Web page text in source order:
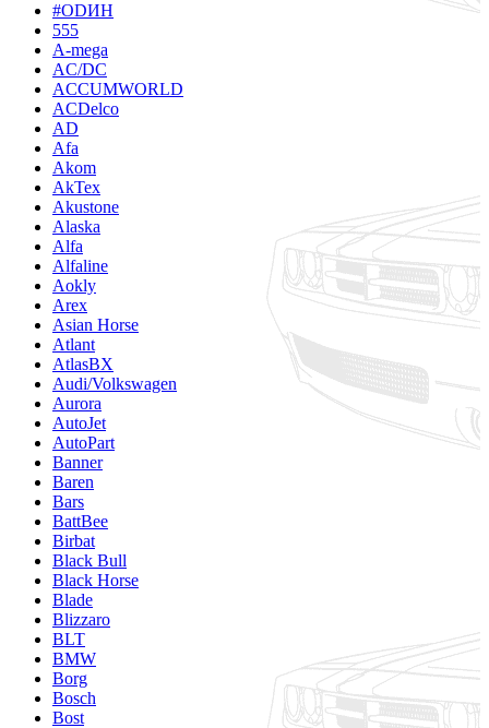
#ODИН
555
A-mega
AC/DC
ACCUMWORLD
ACDelco
AD
Afa
Akom
AkTex
Akustone
Alaska
Alfa
Alfaline
Aokly
Arex
Asian Horse
Atlant
AtlasBX
Audi/Volkswagen
Aurora
AutoJet
AutoPart
Banner
Baren
Bars
BattBee
Birbat
Black Bull
Black Horse
Blade
Blizzaro
BLT
BMW
Borg
Bosch
Bost